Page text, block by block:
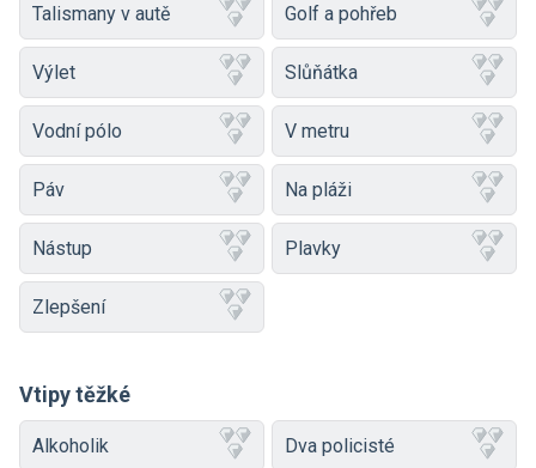
Talismany v autě Golf a pohřeb
Výlet Slůňátka
Vodní pólo V metru
Páv Na pláži
Nástup Plavky
Zlepšení
Vtipy těžké
Alkoholik Dva policisté